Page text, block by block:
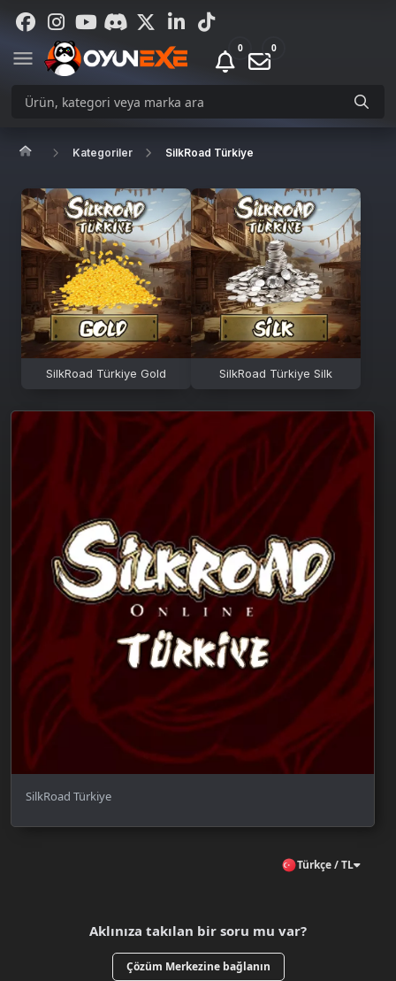
0 0
Kategoriler SilkRoad Türkiye
SilkRoad Türkiye Gold SilkRoad Türkiye Silk
SilkRoad Türkiye
Türkçe / TL
Aklınıza takılan bir soru mu var?
Çözüm Merkezine bağlanın